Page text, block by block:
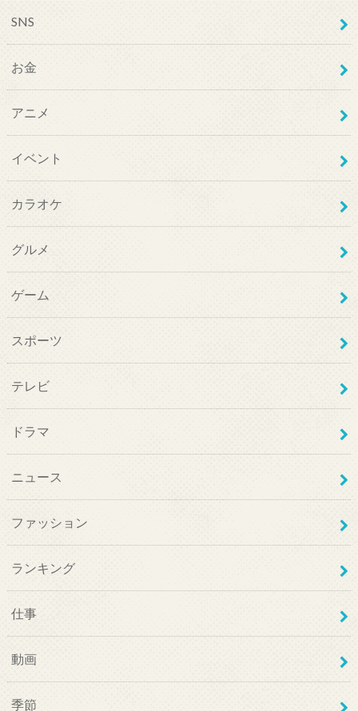
SNS
お金
アニメ
イベント
カラオケ
グルメ
ゲーム
スポーツ
テレビ
ドラマ
ニュース
ファッション
ランキング
仕事
動画
季節